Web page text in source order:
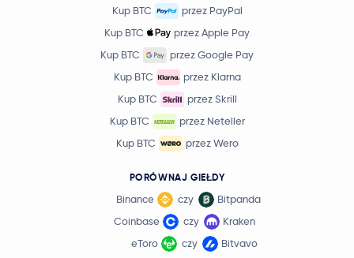
Kup BTC
przez PayPal
Kup BTC
przez Apple Pay
Kup BTC
przez Google Pay
Kup BTC
przez Klarna
Kup BTC
przez Skrill
Kup BTC
przez Neteller
Kup BTC
przez Wero
PORÓWNAJ GIEŁDY
Binance czy
Bitpanda
Coinbase
czy
Kraken
eToro
czy Bitvavo